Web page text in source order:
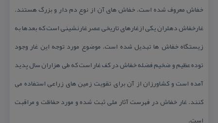
خفاش معروف شده است. خفاش های آن از نوع دم دار و بزرگ هستند.
غارخفاش دهلران یكی ازغارهای تاریخی عصر غارنشینی است كه بعدها به
زیستگاه خفاش ها تبدیل شده است. موضوع مورد توجه این غار وجود
توده عظیم و ضخیم فضله خفاش در كف غار است كه طی هزاران سال پدید
آمده است و كشاورزان از آن برای تقویت زمین های زراعی استفاده می
كنند. غار خفاش در فهرست آثار ملی ثبت شده و مورد حفاظت و مراقبت
است.